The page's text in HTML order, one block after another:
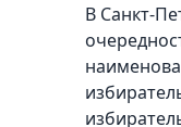
В Санкт-